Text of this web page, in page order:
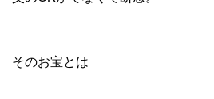
そのお宝とは